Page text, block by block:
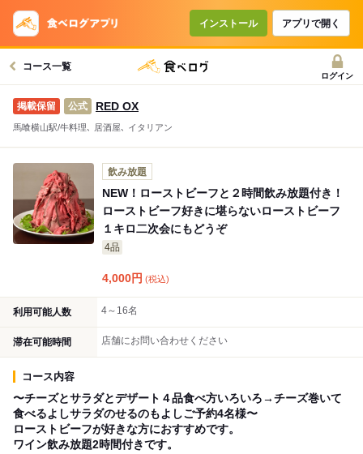
インストール アプリで開く
コース一覧
ログイン
公式 RED OX
馬喰横山駅/牛料理､ 居酒屋､ イタリアン
飲み放題
NEW！ローストビーフと２時間飲み放題付き！
ローストビーフ好きに堪らないローストビーフ
１キロ二次会にもどうぞ
4品
4,000円 (税込)
利用可能人数 4～16名
滞在可能時間 店舗にお問い合わせください
コース内容
〜チーズとサラダとデザート４品食べ方いろいろ→チーズ巻いて
食べるよしサラダのせるのもよしご予約4名様〜
ローストビーフが好きな方におすすめです。
ワイン飲み放題2時間付きです。
コースで使えるクーポン
戻る
クーポンを利用せず予約する